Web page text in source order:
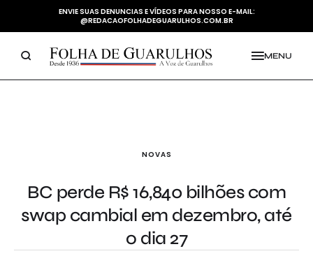
ENVIE SUAS DENUNCIAS E VÍDEOS PARA NOSSO E-MAIL:
@REDACAOFOLHADEGUARULHOS.COM.BR
MENU
NOVAS
BC perde R$ 16,840 bilhões com
swap cambial em dezembro, até
o dia 27